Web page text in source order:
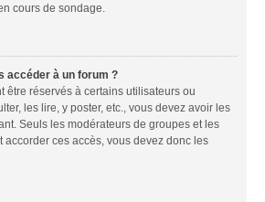
cours de sondage.
accéder à un forum ?
être réservés à certains utilisateurs ou
les lire, y poster, etc., vous devez avoir les
Seuls les modérateurs de groupes et les
accorder ces accès, vous devez donc les